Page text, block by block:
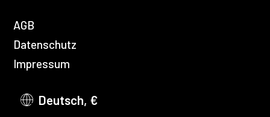
AGB
Datenschutz
Impressum
Deutsch, €